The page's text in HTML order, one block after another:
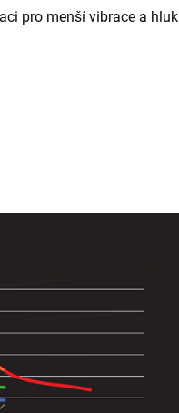
pro menší vibrace a hluk